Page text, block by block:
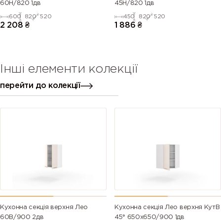
60Н/820 1дв
600 820 520
2 208 ₴
45Н/820 1дв
450 820 520
1 886 ₴
Інші елементи колекції
перейти до колекції
Кухонна секція верхня Лео
60В/900 2дв
Кухонна секція Лео верхня КутВ
45° 650х650/900 1дв